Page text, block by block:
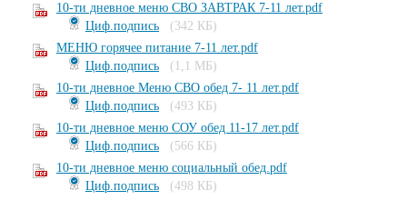
10-ти дневное меню СВО ЗАВТРАК 7-11 лет.pdf
Циф.подпись
(342 КБ)
МЕНЮ горячее питание 7-11 лет.pdf
Циф.подпись
(1,1 МБ)
10-ти дневное Меню СВО обед 7- 11 лет.pdf
Циф.подпись
(493 КБ)
10-ти дневное меню СОУ обед 11-17 лет.pdf
Циф.подпись
(566 КБ)
10-ти дневное меню социальный обед.pdf
Циф.подпись
(498 КБ)